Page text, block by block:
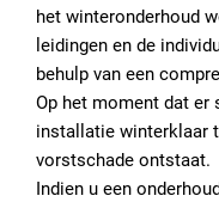
het winteronderhoud
leidingen en de
behulp van een
Op het moment dat er
installatie winterklaar
vorstschade ontstaat.
Indien u een